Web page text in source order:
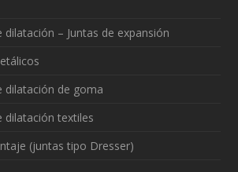
dilatación – Juntas de expansión
dilatación de goma
dilatación textiles
(juntas tipo Dresser)